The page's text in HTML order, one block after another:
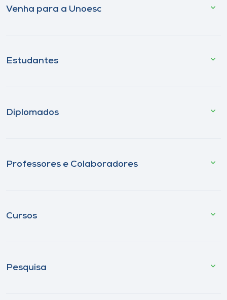
Venha para a Unoesc
Estudantes
Diplomados
Professores e Colaboradores
Cursos
Pesquisa